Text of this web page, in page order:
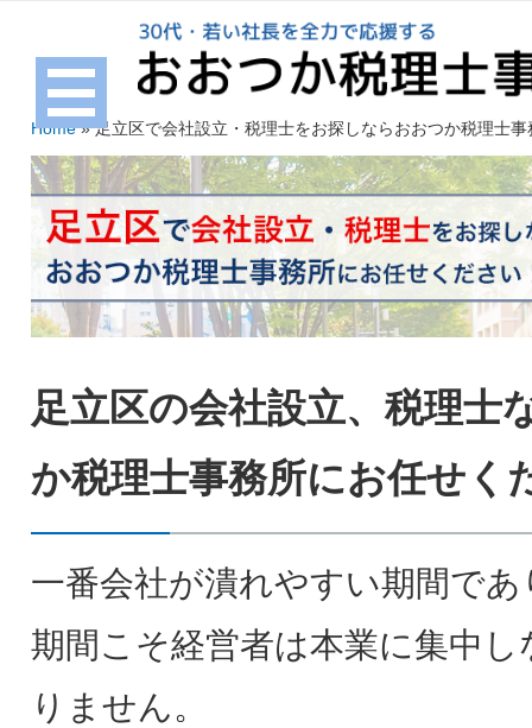
Home»足立区で会社設立・税理士をお探しならおおつか税理士事
足立区の会社設立、税理士
か税理士事務所にお任せく
一番会社が潰れやすい期間で
期間こそ経営者は本業に集中
りません。